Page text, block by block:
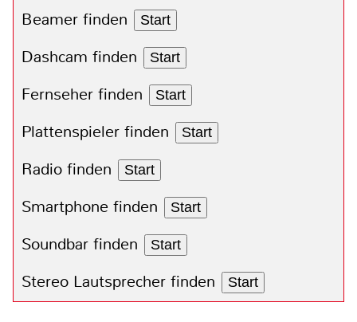
Beamer finden Start
Dashcam finden Start
Fernseher finden Start
Plattenspieler finden Start
Radio finden Start
Smartphone finden Start
Soundbar finden Start
Stereo Lautsprecher finden Start